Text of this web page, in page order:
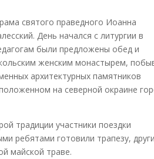
святого праведного Иоанна
День начался с литургии в
были предложены обед и
женским монастырем,
архитектурных памятников
на северной окраине
традиции участники поездки
ребятами готовили трапезу,
майской траве.